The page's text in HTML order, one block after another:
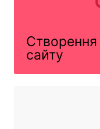
Створення
сайту